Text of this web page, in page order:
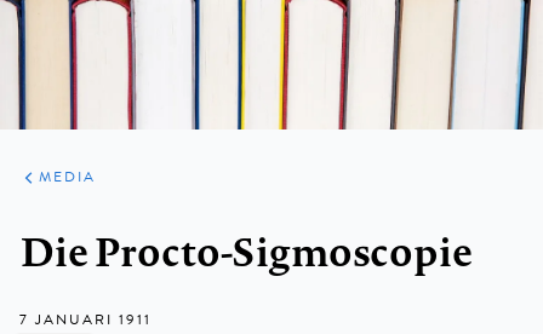
ARTIKELEN
VARIA
MEDIA
Die Procto-Sigmoscopie
7 JANUARI 1911